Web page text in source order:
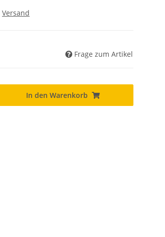
Versand
Frage zum Artikel
In den Warenkorb